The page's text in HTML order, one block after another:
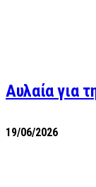
Αυλαία για
19/06/2026